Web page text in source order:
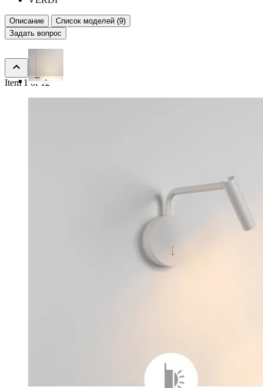
Описание
Список моделей (9)
Задать вопрос
Item 1 of 12